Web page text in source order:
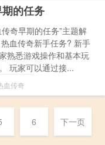
的任务
奇早期的任务”主题解
血传奇新手任务? 新手
熟悉游戏操作和基本玩
玩家可以通过接...
血传奇
6 下一页